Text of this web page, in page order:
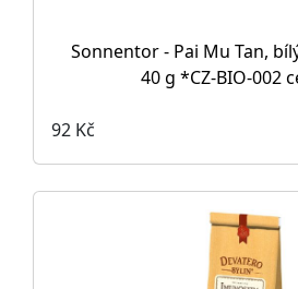
Sonnentor - Pai Mu Tan,
40 g *CZ-BIO-002
92 Kč